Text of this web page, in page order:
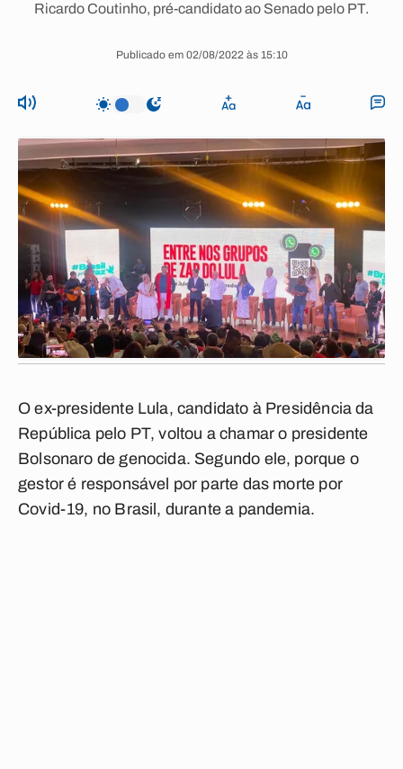
Ricardo Coutinho, pré-candidato ao Senado pelo PT.
Publicado em 02/08/2022 às 15:10
O ex-presidente Lula, candidato à Presidência da
República pelo PT, voltou a chamar o presidente
Bolsonaro de genocida. Segundo ele, porque o
gestor é responsável por parte das morte por
Covid-19, no Brasil, durante a pandemia.